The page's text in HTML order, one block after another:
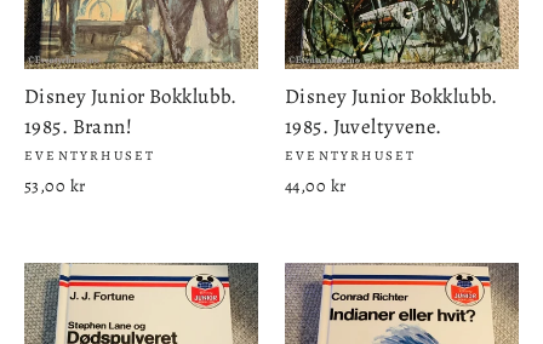
Disney Junior Bokklubb.
1985. Brann!
EVENTYRHUSET
53,00 kr
Disney Junior Bokklubb.
1985. Juveltyvene.
EVENTYRHUSET
44,00 kr